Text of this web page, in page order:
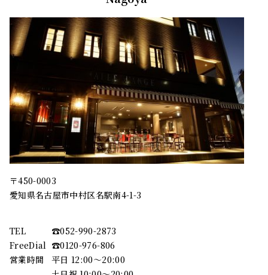
〒450-0003
愛知県名古屋市中村区名駅南4-1-3
TEL
☎︎052-990-2873
FreeDial ☎︎0120-976-806
営業時間
平日 12:00～20:00